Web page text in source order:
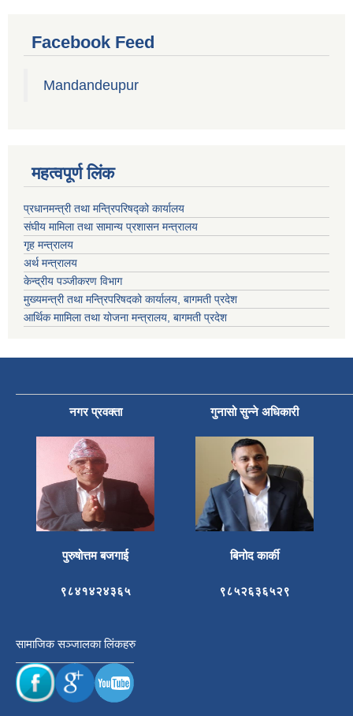
Facebook Feed
Mandandeupur
महत्वपूर्ण लिंक
प्रधानमन्त्री तथा मन्त्रिपरिषद्को कार्यालय
संघीय मामिला तथा सामान्य प्रशासन मन्त्रालय
गृह मन्त्रालय
अर्थ मन्त्रालय
केन्द्रीय पञ्जीकरण विभाग
मुख्यमन्त्री तथा मन्त्रिपरिषदको कार्यालय, बागमती प्रदेश
आर्थिक माामिला तथा योजना मन्त्रालय, बागमती प्रदेश
नगर प्रवक्ता गुनासो सुन्ने अधिकारी
पुरुषोत्तम बजगाई बिनोद कार्की
९८४१४२४३६५ ९८५२६३६५२९
सामाजिक सञ्जालका लिंकहरु